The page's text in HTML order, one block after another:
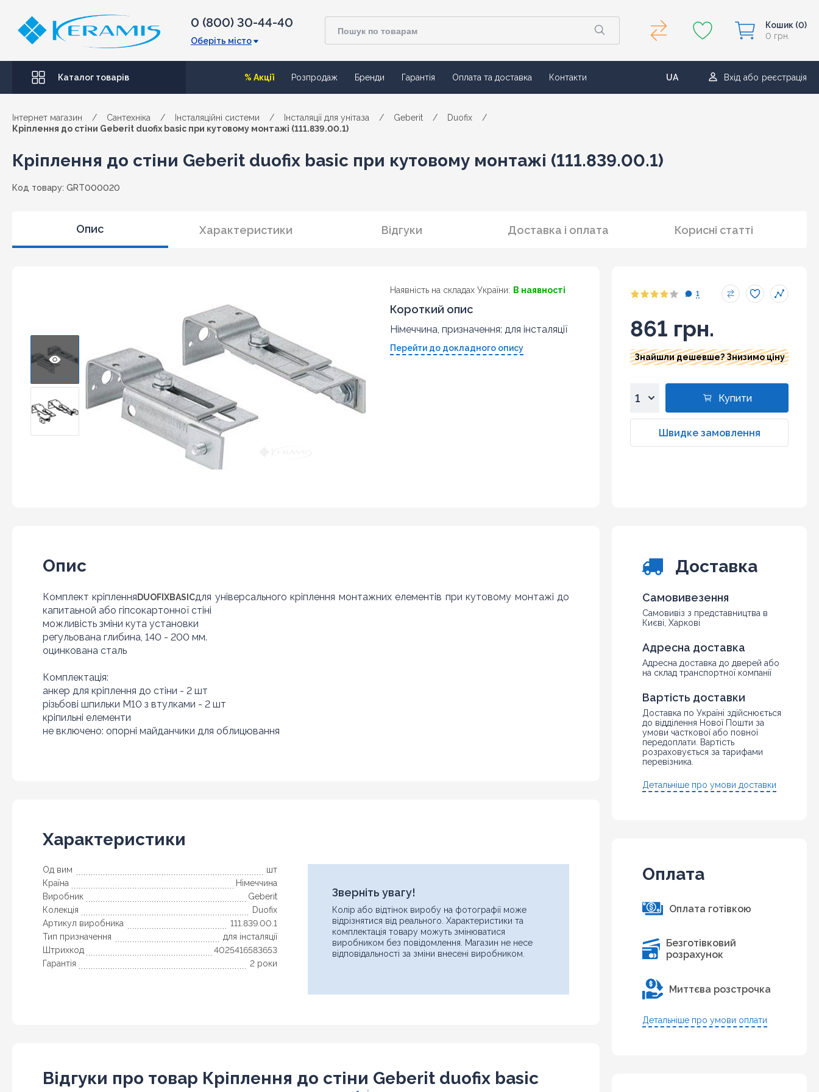
0 (800) 30-44-40
Оберіть місто
Кошик (0)
0 грн.
Каталог товарів % Акції Розпродаж Бренди Гарантія Оплата та доставка Контакти
UA
RU
Вхід або реєстрація
Інтернет магазин / Сантехніка / Інсталяційні системи / Інсталяції для унітаза / Geberit / Duofix
/
Кріплення до стіни Geberit duofix basic при кутовому монтажі (111.839.00.1)
Кріплення до стіни Geberit duofix basic при кутовому монтажі (111.839.00.1)
Код товару: GRT000020
Опис Характеристики Відгуки Доставка і оплата Корисні статті
Наявність на складах України: В наявності
Короткий опис
Німеччина, призначення: для інсталяції
Перейти до докладного опису
1
861 грн.
Знайшли дешевше? Знизимо ціну
3
Купити
Швидке замовлення
Опис
Комплект кріплення DUOFIXBASI Cдля універсального кріплення монтажних елементів при кутовому монтажі до
капитаьной або гіпсокартонної стіні
можливість зміни кута установки
регульована глибина, 140 - 200 мм.
оцинкована сталь
Комплектація:
анкер для кріплення до стіни - 2 шт
різьбові шпильки М10 з втулками - 2 шт
кріпильні елементи
не включено: опорні майданчики для облицювання
Характеристики
Од вим
шт
Країна
Німеччина
Виробник
Geberit
Колекція
Duofix
Артикул виробника
111.839.00.1
Тип призначення
для інсталяції
Штрихкод
4025416583653
Гарантія
2 роки
Зверніть увагу!
Колір або відтінок виробу на фотографії може
відрізнятися від реального. Характеристики та
комплектація товару можуть змінюватися
виробником без повідомлення. Магазин не несе
відповідальності за зміни внесені виробником.
Відгуки про товар Кріплення до стіни Geberit duofix basic
Доставка
Самовивезення
Самовивіз з представництва в
Києві, Харкові
Адресна доставка
Адресна доставка до дверей або
на склад транспортної компанії
Вартість доставки
Доставка по Україні здійснюється
до відділення Нової Пошти за
умови часткової або повної
передоплати. Вартість
розраховується за тарифами
перевізника.
Детальніше про умови доставки
Оплата
Оплата готівкою
Безготівковий
розрахунок
Миттєва розстрочка
Детальніше про умови оплати
нас ... дайте нам знати, і ми будемо раді запропонувати вигіднішу
для Вас ціну (за умови, що товар даної моделі повинен бути у